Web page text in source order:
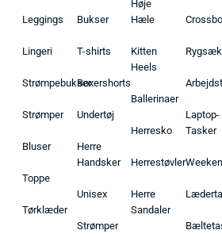
Leggings
Lingeri
Strømpebukser
Strømper
Bluser
Toppe
Tørklæder
Bukser
T-shirts
Boxershorts
Undertøj
Herre
Handsker
Unisex
Strømper
Høje
Hæle
Kitten
Heels
Ballerinaer
Herresko
Herrestøvler
Herre
Sandaler
Laptop-
Tasker